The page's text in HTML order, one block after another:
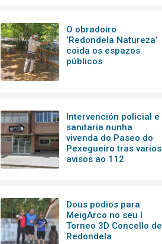
O obradoiro
‘Redondela Natureza’
coida os espazos
públicos
Intervención policial e
sanitaria nunha
vivenda do Paseo do
Pexegueiro tras varios
avisos ao 112
Dous podios para
MeigArco no seu I
Torneo 3D Concello de
Redondela